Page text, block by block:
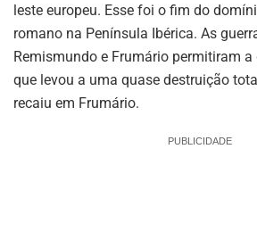
leste europeu. Esse foi o fim do
romano na Península Ibérica. As
Remismundo e Frumário permitiram
que levou a uma quase destruição
recaiu em Frumário.
PUBLICIDADE